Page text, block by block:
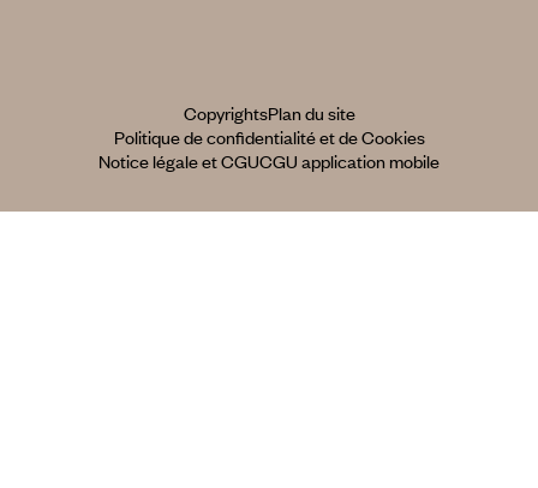
CopyrightsPlan du site
Politique de confidentialité et de Cookies
Notice légale et CGUCGU application mobile